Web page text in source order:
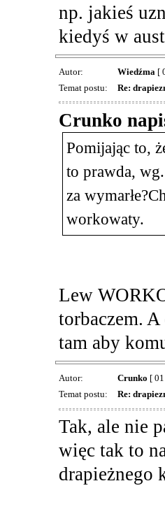
np. jakieś
kiedyś w
Autor: Wiedźma [
Temat postu:
Re:
Crunko
Pomijając to,
to prawda,
za
workowaty.
Lew
torbaczem.
tam aby
Autor: Crunko [
Temat postu:
Re:
Tak, ale nie
więc tak to
drapieżnego